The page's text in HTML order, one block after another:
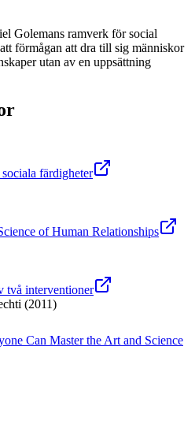
Golemans ramverk för social
förmågan att dra till sig människor
utan av en uppsättning
färdigheter
of Human Relationships
två interventioner
(2011)
Can Master the Art and Science